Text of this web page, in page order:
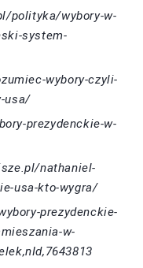
polityka/wybory-w-
system-
wybory-czyli-
usa/
prezydenckie-w-
nathaniel-
usa-kto-wygra/
prezydenckie-
w-